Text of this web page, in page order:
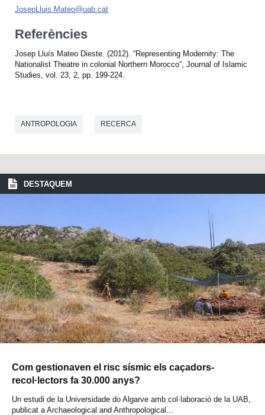
JosepLluis.Mateo@uab.cat
Referències
Josep Lluís Mateo Dieste. (2012). “Representing Modernity: The
Nationalist Theatre in colonial Northern Morocco”, Journal of Islamic
Studies, vol. 23, 2, pp. 199-224.
ANTROPOLOGIA RECERCA
DESTAQUEM
Com gestionaven el risc sísmic els caçadors-
recol·lectors fa 30.000 anys?
Un estudi de la Universidade do Algarve amb col·laboració de la UAB,
publicat a Archaeological and Anthropological...